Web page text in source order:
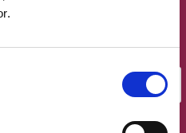
cu cele mai noi